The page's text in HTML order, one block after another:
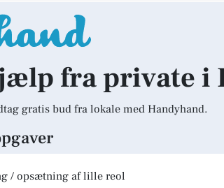
fra private i
gratis bud fra lokale med Handyhand.
/ opsætning af lille reol